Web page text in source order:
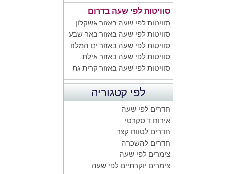
סוויטות לפי שעה בדרום
סוויטות לפי שעה באזור אשקלון
סוויטות לפי שעה באזור באר שבע
סוויטות לפי שעה באזור ים המלח
סוויטות לפי שעה באזור אילת
סוויטות לפי שעה באזור קרית גת
לפי קטגוריה
חדרים לפי שעה
אירוח דיסקרטי
חדרים לטווח קצר
חדרים להשכרה
צימרים לפי שעה
צימרים יוקרתיים לפי שעה